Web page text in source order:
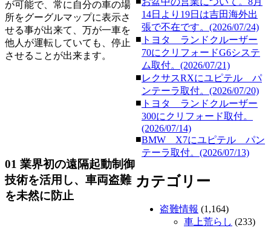
が可能で、常に自分の車の場
所をグーグルマップに表示さ
せる事が出来て、万が一車を
他人が運転していても、停止
させることが出来ます。
01 業界初の遠隔起動制御
技術を活用し、車両盗難
を未然に防止
14日より19日は吉田海外出
張で不在です。(2026/07/24)
■ トヨタ ランドクルーザー
70にクリフォードG6システ
ム取付。(2026/07/21)
■レクサスRXにユピテル パ
ンテーラ取付。(2026/07/20)
■ トヨタ ランドクルーザー
300にクリフォード取付。
(2026/07/14)
■BMW X7にユピテル パン
テーラ取付。(2026/07/13)
カテゴリー
盗難情報 (1,164)
車上荒らし (233)